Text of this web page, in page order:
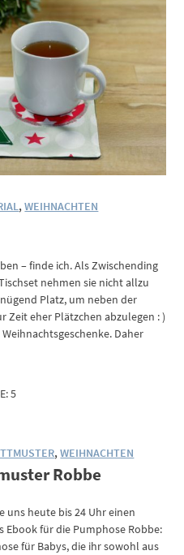
,WEIHNACHTEN
– finde ich. Als Zwischending
nehmen sie nicht allzu
Platz, um neben der
Zeit eher Plätzchen abzulegen : )
Daher
5
,WEIHNACHTEN
Robbe
uns heute bis 24 Uhr einen
für die Pumphose Robbe:
für Babys, die ihr sowohl aus